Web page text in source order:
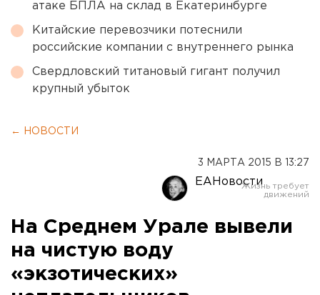
атаке БПЛА на склад в Екатеринбурге
Китайские перевозчики потеснили
российские компании с внутреннего рынка
Свердловский титановый гигант получил
крупный убыток
← НОВОСТИ
3 МАРТА 2015 В 13:27
ЕАНовости
На Среднем Урале вывели
на чистую воду
«экзотических»